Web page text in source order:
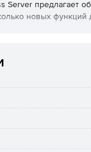
Server предлагает
новых
к условиям
Сервер